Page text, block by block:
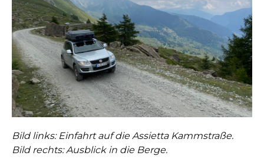
Bild links: Einfahrt auf die Assietta Kammstraße.
Bild rechts: Ausblick in die Berge.